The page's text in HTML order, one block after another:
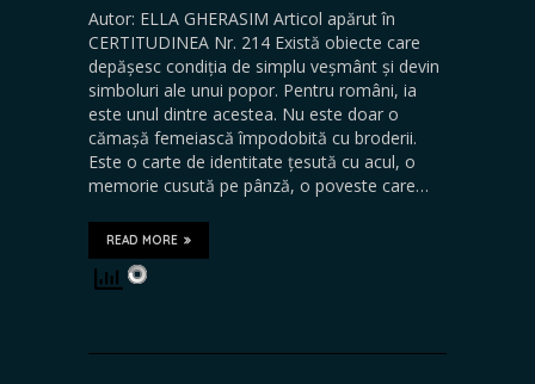
Autor: ELLA GHERASIM Articol apărut în
CERTITUDINEA Nr. 214 Există obiecte care
depășesc condiția de simplu veșmânt și devin
simboluri ale unui popor. Pentru români, ia
este unul dintre acestea. Nu este doar o
cămașă femeiască împodobită cu broderii.
Este o carte de identitate țesută cu acul, o
memorie cusută pe pânză, o poveste care…
READ MORE